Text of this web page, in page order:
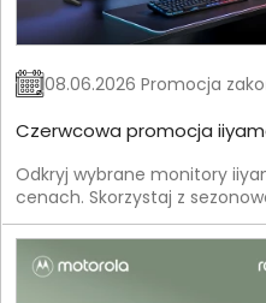
08.06.2026 Promocja
Czerwcowa promocja
Odkryj wybrane monitory
cenach. Skorzystaj z
jeszcze lepszą jakość